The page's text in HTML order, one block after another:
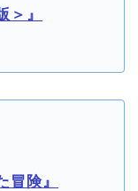
＞』
冒険』